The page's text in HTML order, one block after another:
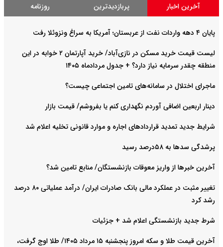
آخرین اخبار پربازدیدترین روزنامه
پایان ۴ دهه واردات نفت از عربستان؛ آمریکا به سراغ ونزوئلا رفت
لیست قیمت خرید مسکن در نازی‌آباد/ خرید آپارتمان ۲ خوابه در این
منطقه چقدر سرمایه نیاز دارد؟ + جدول مردادماه ۱۴۰۵
ماجرای اختلال در سامانه‌های تامین اجتماعی چیست؟
دینار اربعین اضافی آوردم نگهداری کنم یا بفروشم/ قیمت بازار
شرایط جدید تمدید قراردادهای اجاره و موارد قانونی تخلیه اعلام شد
پرشدگی سدها به ۵۸درصد رسید
آخرین خبرها از واریز معوقات بازنشستگان/ منابع تامین شد؟
تغییر مثبت در عملکرد مالی بانک صادرات ایران/ درآمد عملیاتی ۸۰ درصد
رشد کرد
شرط جدید بازنشستگی اعلام شد + جزئیات
آخرین قیمت طلا و سکه امروز پنجشنبه ۱۵ مرداد ۱۴۰۵/ طلا اوج گرفت،